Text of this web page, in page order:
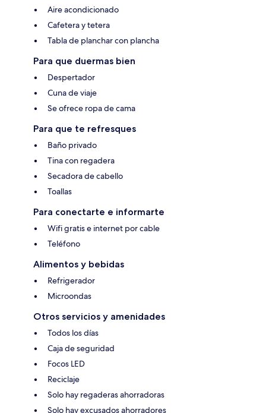
Aire acondicionado
Cafetera y tetera
Tabla de planchar con plancha
Para que duermas bien
Despertador
Cuna de viaje
Se ofrece ropa de cama
Para que te refresques
Baño privado
Tina con regadera
Secadora de cabello
Toallas
Para conectarte e informarte
Wifi gratis e internet por cable
Teléfono
Alimentos y bebidas
Refrigerador
Microondas
Otros servicios y amenidades
Todos los días
Caja de seguridad
Focos LED
Reciclaje
Solo hay regaderas ahorradoras
Solo hay excusados ahorradores